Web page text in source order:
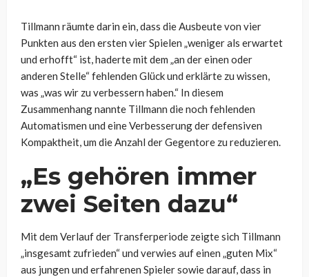
Tillmann räumte darin ein, dass die Ausbeute von vier
Punkten aus den ersten vier Spielen „weniger als erwartet
und erhofft“ ist, haderte mit dem „an der einen oder
anderen Stelle“ fehlenden Glück und erklärte zu wissen,
was „was wir zu verbessern haben.“ In diesem
Zusammenhang nannte Tillmann die noch fehlenden
Automatismen und eine Verbesserung der defensiven
Kompaktheit, um die Anzahl der Gegentore zu reduzieren.
„Es gehören immer
zwei Seiten dazu“
Mit dem Verlauf der Transferperiode zeigte sich Tillmann
„insgesamt zufrieden“ und verwies auf einen „guten Mix“
aus jungen und erfahrenen Spieler sowie darauf, dass in